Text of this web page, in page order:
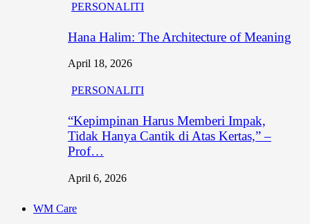
PERSONALITI
Hana Halim: The Architecture of Meaning
April 18, 2026
PERSONALITI
“Kepimpinan Harus Memberi Impak,
Tidak Hanya Cantik di Atas Kertas,” –
Prof…
April 6, 2026
WM Care